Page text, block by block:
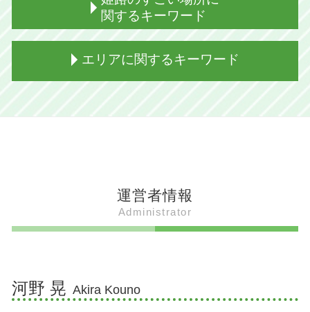
姫路出身 役者
姫路出身 プロ野球選手
放送作家 芸人
黒田官兵衛 姫路
姫路出身 ジャニーズ
姫路おでん
姫路 御座候とは 意味
兵庫 姫路 食
姫路 ぐじゃ焼き
アーモンドトースト 姫路
姫路 御座候
関するキーワード
姫路 すごい場所 日本一
破磐神社 池
姫路 美術館
姫路 射楯兵主神社 どんど
広峯神社 御朱印
姫路 すごい場所 観光
エリアに関するキーワード
姫路市 魅力
たつの市 遊び場
姫路市 遊び場
運営者情報
Administrator
河野 晃 Akira Kouno